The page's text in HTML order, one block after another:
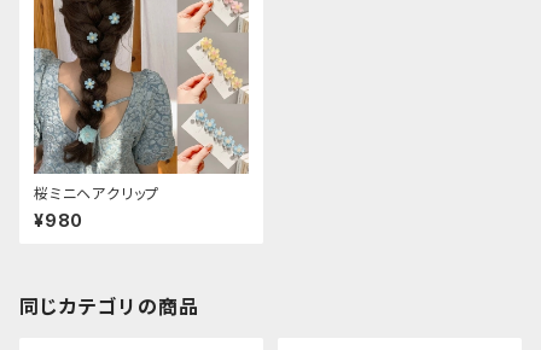
桜ミニヘアクリップ
¥980
同じカテゴリの商品